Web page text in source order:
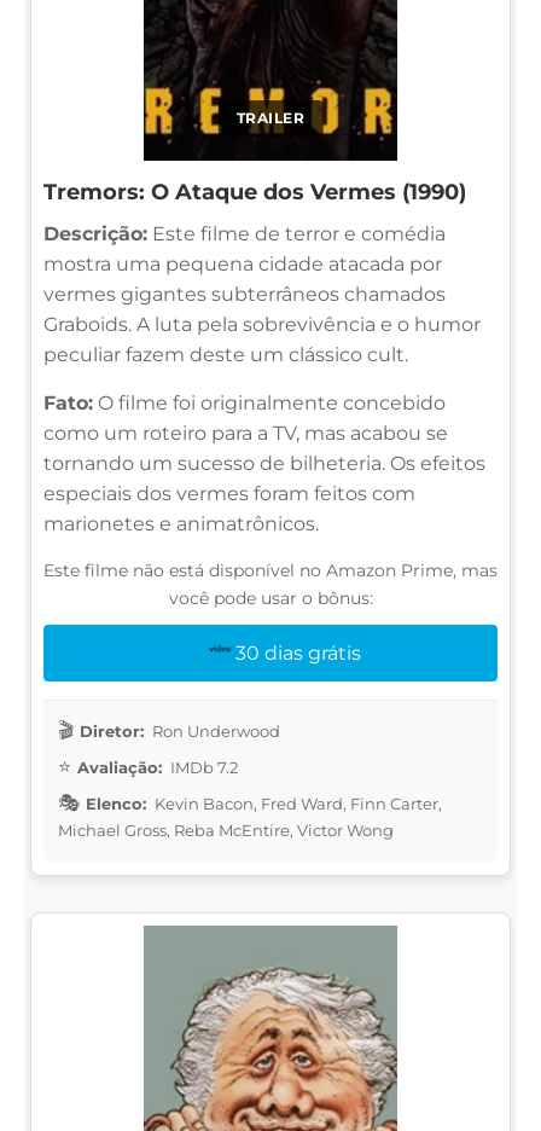
TRAILER
Tremors: O Ataque dos Vermes (1990)
Descrição: Este filme de terror e comédia
mostra uma pequena cidade atacada por
vermes gigantes subterrâneos chamados
Graboids. A luta pela sobrevivência e o humor
peculiar fazem deste um clássico cult.
Fato: O filme foi originalmente concebido
como um roteiro para a TV, mas acabou se
tornando um sucesso de bilheteria. Os efeitos
especiais dos vermes foram feitos com
marionetes e animatrônicos.
Este filme não está disponível no Amazon Prime, mas
você pode usar o bônus:
30 dias grátis
Diretor: Ron Underwood
Avaliação: IMDb 7.2
Elenco: Kevin Bacon, Fred Ward, Finn Carter,
Michael Gross, Reba McEntire, Victor Wong